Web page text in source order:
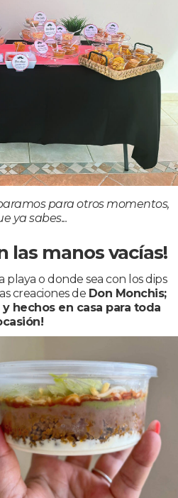
para otros momentos,
ya sabes...
las manos vacías!
playa o donde sea con los dips
creaciones de Don Monchis;
hechos en casa para toda